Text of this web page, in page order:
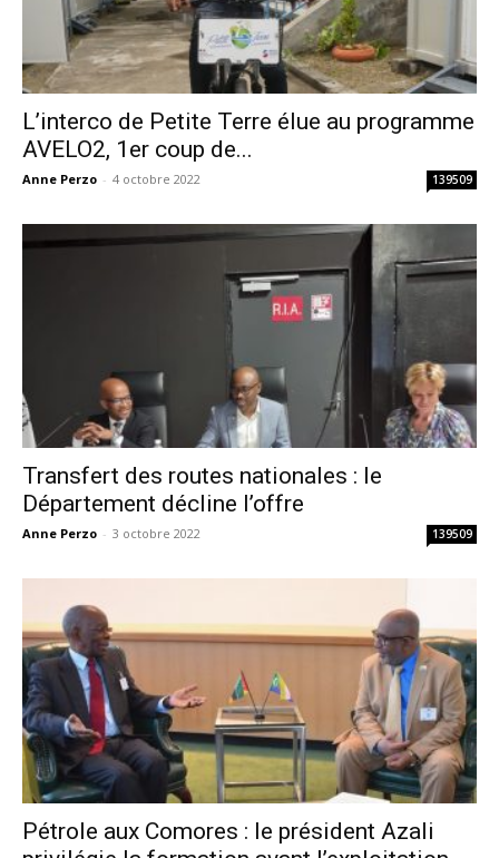
L’interco de Petite Terre élue au programme
AVELO2, 1er coup de...
Anne Perzo - 4 octobre 2022 139509
Transfert des routes nationales : le
Département décline l’offre
Anne Perzo - 3 octobre 2022 139509
Pétrole aux Comores : le président Azali